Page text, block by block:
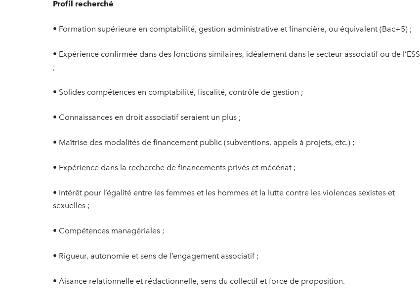
Profil recherché
• Formation supérieure en comptabilité, gestion administrative et financière, ou équivalent (Bac+5) ;
• Expérience confirmée dans des fonctions similaires, idéalement dans le secteur associatif ou de l’ESS
;
• Solides compétences en comptabilité, fiscalité, contrôle de gestion ;
• Connaissances en droit associatif seraient un plus ;
• Maîtrise des modalités de financement public (subventions, appels à projets, etc.) ;
• Expérience dans la recherche de financements privés et mécénat ;
• Intérêt pour l’égalité entre les femmes et les hommes et la lutte contre les violences sexistes et
sexuelles ;
• Compétences managériales ;
• Rigueur, autonomie et sens de l’engagement associatif ;
• Aisance relationnelle et rédactionnelle, sens du collectif et force de proposition.